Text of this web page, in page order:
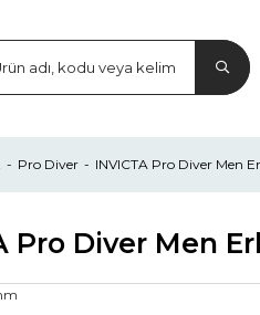
Pro Diver INVICTA Pro Diver Men